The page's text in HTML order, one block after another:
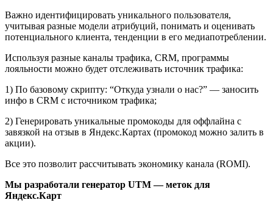
Важно идентифицировать уникального пользователя,
учитывая разные модели атрибуций, понимать и оценивать
потенциального клиента, тенденции в его медиапотреблении.
Используя разные каналы трафика, CRM, программы
лояльности можно будет отслеживать источник трафика:
1) По базовому скрипту: “Откуда узнали о нас?” — заносить
инфо в CRM с источником трафика;
2) Генерировать уникальные промокоды для оффлайна с
завязкой на отзыв в Яндекс.Картах (промокод можно залить в
акции).
Все это позволит рассчитывать экономику канала (ROMI).
Мы разработали генератор UTM — меток для
Яндекс.Карт